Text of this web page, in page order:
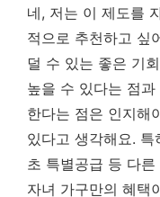
네, 저는 이 제도를
적으로 추천하고 싶
덜 수 있는 좋은 기
높을 수 있다는 점
한다는 점은 인지해
있다고 생각해요.
초 특별공급 등 다
자녀 가구만의 혜택